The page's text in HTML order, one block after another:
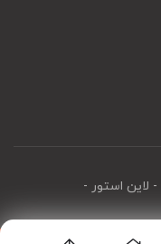
- لاین استور -